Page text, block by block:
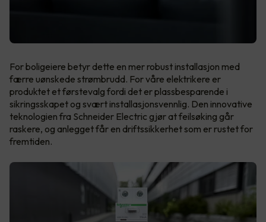
For boligeiere betyr dette en mer robust installasjon med
færre uønskede strømbrudd. For våre elektrikere er
produktet et førstevalg fordi det er plassbesparende i
sikringsskapet og svært installasjonsvennlig. Den innovative
teknologien fra Schneider Electric gjør at feilsøking går
raskere, og anlegget får en driftssikkerhet som er rustet for
fremtiden.